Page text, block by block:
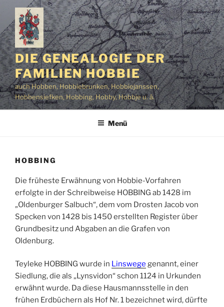
Zum
Inhalt
springen
DIE GENEALOGIE DER
FAMILIEN HOBBIE
auch Hobben, Hobbiebrunken, Hobbiejanssen,
Hobbensiefken, Hobbing, Hobby, Hobbje u. ä.
Menü
HOBBING
Die früheste Erwähnung von Hobbie-Vorfahren
erfolgte in der Schreibweise HOBBING ab 1428 im
„Oldenburger Salbuch“, dem vom Drosten Jacob von
Specken von 1428 bis 1450 erstellten Register über
Grundbesitz und Abgaben an die Grafen von
Oldenburg.
Teyleke HOBBING wurde in Linswege genannt, einer
Siedlung, die als „Lynsvidon“ schon 1124 in Urkunden
erwähnt wurde. Da diese Hausmannsstelle in den
frühen Erdbüchern als Hof Nr. 1 bezeichnet wird, dürfte